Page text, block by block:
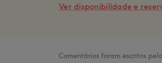
Ver disponibilidade e
Comentários foram escritos